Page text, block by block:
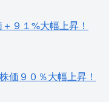
９１%大幅上昇！
価９０％大幅上昇！